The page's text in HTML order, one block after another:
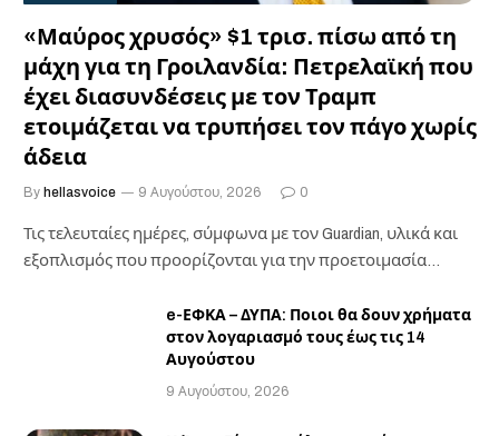
«Μαύρος χρυσός» $1 τρισ. πίσω από τη
μάχη για τη Γροιλανδία: Πετρελαϊκή που
έχει διασυνδέσεις με τον Τραμπ
ετοιμάζεται να τρυπήσει τον πάγο χωρίς
άδεια
By hellasvoice 9 Αυγούστου, 2026 0
Τις τελευταίες ημέρες, σύμφωνα με τον Guardian, υλικά και
εξοπλισμός που προορίζονται για την προετοιμασία…
e-ΕΦΚΑ – ΔΥΠΑ: Ποιοι θα δουν χρήματα
στον λογαριασμό τους έως τις 14
Αυγούστου
9 Αυγούστου, 2026